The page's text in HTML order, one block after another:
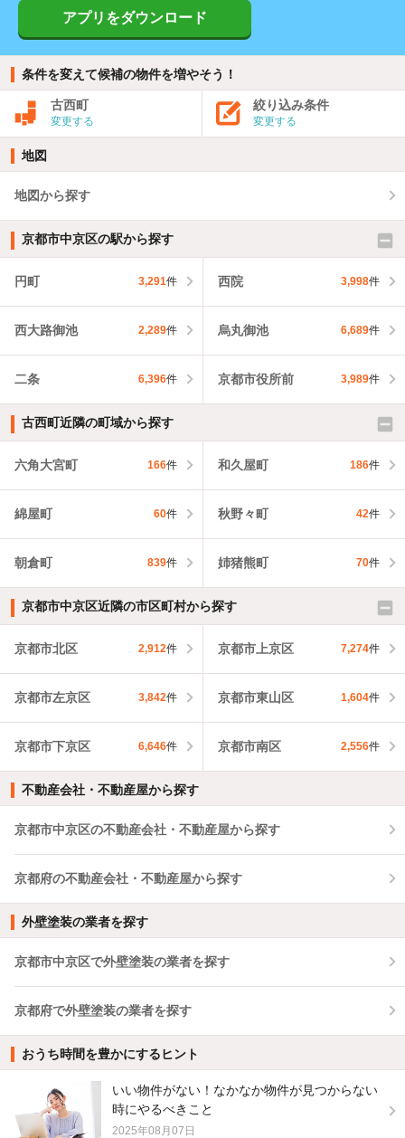
アプリをダウンロード
条件を変えて候補の物件を増やそう！
古西町
変更する
絞り込み条件
変更する
地図
地図から探す
京都市中京区の駅から探す
円町 3,291件 西院 3,998件
西大路御池 2,289件 烏丸御池 6,689件
二条 6,396件 京都市役所前 3,989件
古西町近隣の町域から探す
六角大宮町 166件 和久屋町 186件
綿屋町 60件 秋野々町 42件
朝倉町 839件 姉猪熊町 70件
京都市中京区近隣の市区町村から探す
京都市北区 2,912件 京都市上京区 7,274件
京都市左京区 3,842件 京都市東山区 1,604件
京都市下京区 6,646件 京都市南区 2,556件
不動産会社・不動産屋から探す
京都市中京区の不動産会社・不動産屋から探す
京都府の不動産会社・不動産屋から探す
外壁塗装の業者を探す
京都市中京区で外壁塗装の業者を探す
京都府で外壁塗装の業者を探す
おうち時間を豊かにするヒント
いい物件がない！なかなか物件が見つからない
時にやるべきこと
2025年08月07日